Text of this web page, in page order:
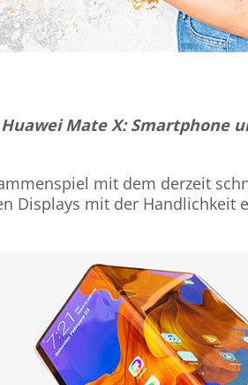
Mate X: Smartphone
mit dem derzeit
Displays mit der Handlichkeit